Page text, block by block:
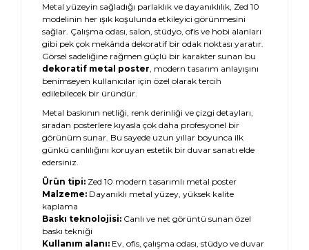
Metal yüzeyin sağladığı parlaklık ve dayanıklılık, Zed 10
modelinin her ışık koşulunda etkileyici görünmesini
sağlar. Çalışma odası, salon, stüdyo, ofis ve hobi alanları
gibi pek çok mekânda dekoratif bir odak noktası yaratır.
Görsel sadeliğine rağmen güçlü bir karakter sunan bu
dekoratif metal poster, modern tasarım anlayışını
benimseyen kullanıcılar için özel olarak tercih
edilebilecek bir üründür.
Metal baskının netliği, renk derinliği ve çizgi detayları,
sıradan posterlere kıyasla çok daha profesyonel bir
görünüm sunar. Bu sayede uzun yıllar boyunca ilk
günkü canlılığını koruyan estetik bir duvar sanatı elde
edersiniz.
Ürün tipi: Zed 10 modern tasarımlı metal poster
Malzeme: Dayanıklı metal yüzey, yüksek kalite
kaplama
Baskı teknolojisi: Canlı ve net görüntü sunan özel
baskı tekniği
Kullanım alanı: Ev, ofis, çalışma odası, stüdyo ve duvar